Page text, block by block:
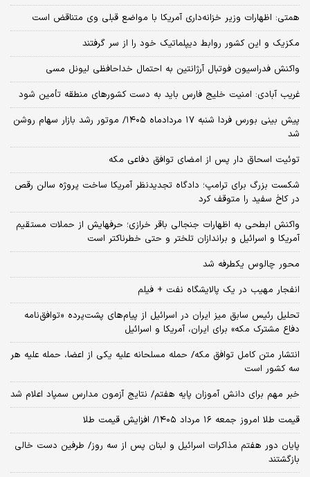
همتی: اظهارات وزیر خزانه‌داری آمریکا با مواضع قبلی وی متناقض است
مکزیک و این کشور روابط دیپلماتیک خود را از سر گرفتند
واکنش فدراسیون فوتبال آرژانتین به احتمال خداحافظی لیونل مسی
غریب آبادی: امنیت خلیج فارس باید به دست کشورهای منطقه تأمین شود
پیش بینی بورس فردا شنبه ۱۷ مردادماه ۱۴۰۵/ موتور رشد بازار سهام روشن
شد
توئیت اسحاق دار پس از امضای توافق دفاعی مکه
شکست بزرگ برای ترامپ؛ دادگاه تجدیدنظر آمریکا ساخت پروژه سالن رقص
در کاخ سفید را متوقف کرد
واکنش ابطحی به اظهارات جنجالی باقر خرازی؛ حرفهایش از حملات مستقیم
آمریکا و اسرائیل و براندازان تلختر و حتی خطرناکتر است
محور چالوس یکطرفه شد
انفجار مهیب در یک پالایشگاه نفت + فیلم
تحلیل رئیس سابق میز ایران در اسرائیل از پیام‌های پشت‌پرده «توافق‌نامه
دفاع مشترک مکه» برای ایران، آمریکا و اسرائیل
انتشار متن کامل توافق مکه/ حمله مسلحانه علیه یکی از اعضا، حمله علیه هر
سه کشور است
خبر مهم برای دانش آموزان پایه هفتم/ نتایج آزمون مدارس سمپاد اعلام شد
قیمت طلا امروز جمعه ۱۶ مرداد ۱۴۰۵/ افزایش قیمت طلا
پایان دور هفتم مذاکرات اسرائیل و لبنان پس از سه روز/ طرفین دست خالی
بازگشتند